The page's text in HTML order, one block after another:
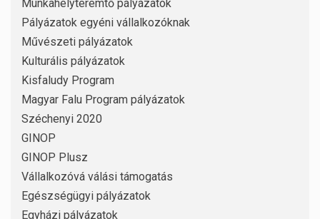
Munkahelyteremtő pályázatok
Pályázatok egyéni vállalkozóknak
Művészeti pályázatok
Kulturális pályázatok
Kisfaludy Program
Magyar Falu Program pályázatok
Széchenyi 2020
GINOP
GINOP Plusz
Vállalkozóvá válási támogatás
Egészségügyi pályázatok
Egyházi pályázatok